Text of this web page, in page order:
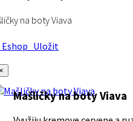
na boty Viava
Uložit
Mašličky na boty Viava